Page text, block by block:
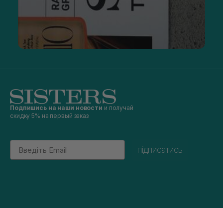
Подпишись на наши новости и получай
скидку 5% на первый заказ
Email
підписатись